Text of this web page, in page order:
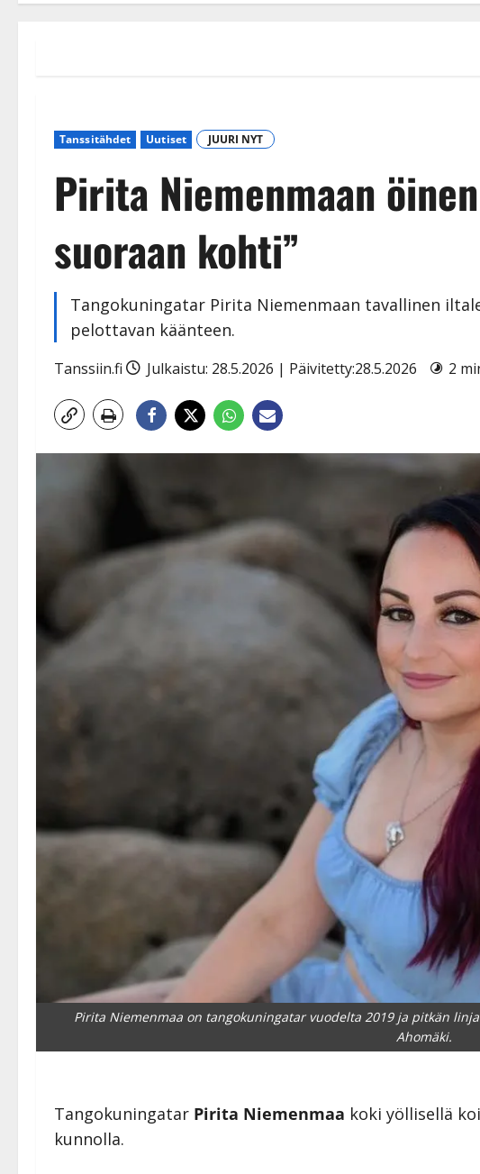
Tanssitähdet Uutiset JUURI NYT
Pirita Niemenmaan
suoraan kohti”
Tangokuningatar Pirita Niemenmaan tavallinen
pelottavan käänteen.
Tanssiin.fi Julkaistu: 28.5.2026 | Päivitetty:28.5.2026 2
Pirita Niemenmaa on tangokuningatar vuodelta 2019 ja pitkän
Ahomäki.
Tangokuningatar Pirita Niemenmaa koki yöllisellä
kunnolla.